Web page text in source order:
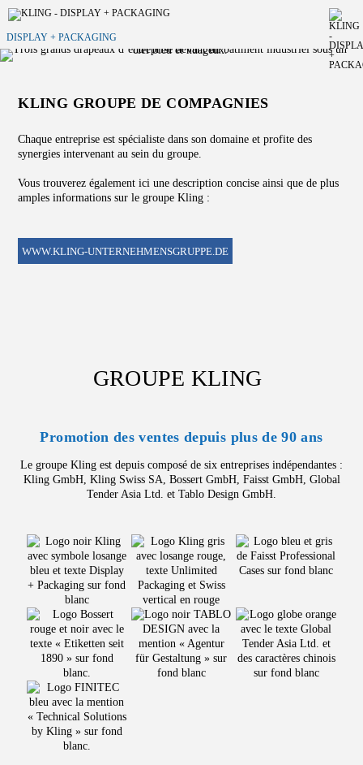
DISPLAY + PACKAGING
KLING GROUPE DE COMPAGNIES
Chaque entreprise est spécialiste dans son domaine et profite des
synergies intervenant au sein du groupe.
Vous trouverez également ici une description concise ainsi que de plus
amples informations sur le groupe Kling :
WWW.KLING-UNTERNEHMENSGRUPPE.DE
GROUPE KLING
Promotion des ventes depuis plus de 90 ans
Le groupe Kling est depuis composé de six entreprises indépendantes :
Kling GmbH, Kling Swiss SA, Bossert GmbH, Faisst GmbH, Global
Tender Asia Ltd. et Tablo Design GmbH.